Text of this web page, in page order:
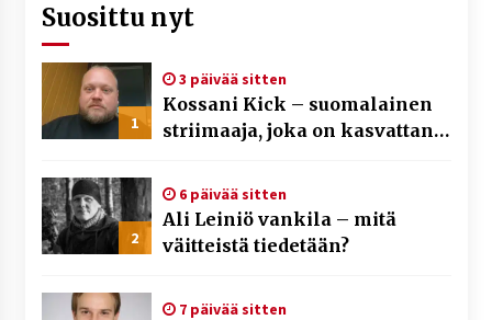
Suosittu nyt
1
3 päivää sitten
Kossani Kick – suomalainen
striimaaja, joka on kasvattanut
2
6 päivää sitten
Ali Leiniö vankila – mitä
väitteistä tiedetään?
7 päivää sitten